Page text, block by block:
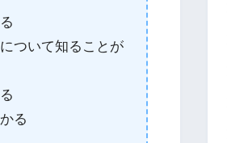
ついて知ることが
る